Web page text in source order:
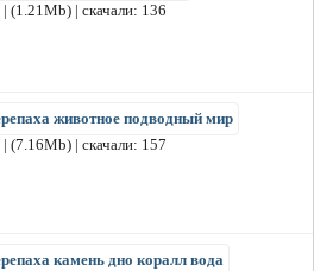
| (1.21Mb) | скачали: 136
животное подводный мир
| (7.16Mb) | скачали: 157
камень дно коралл вода